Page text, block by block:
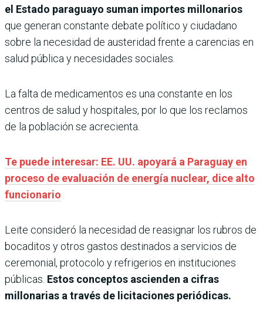
el Estado paraguayo suman importes millonarios
que generan constante debate político y ciudadano
sobre la necesidad de austeridad frente a carencias en
salud pública y necesidades sociales.
La falta de medicamentos es una constante en los
centros de salud y hospitales, por lo que los reclamos
de la población se acrecienta.
Te puede interesar: EE. UU. apoyará a Paraguay en
proceso de evaluación de energía nuclear, dice alto
funcionario
Leite consideró la necesidad de reasignar los rubros de
bocaditos y otros gastos destinados a servicios de
ceremonial, protocolo y refrigerios en instituciones
públicas. Estos conceptos ascienden a cifras
millonarias a través de licitaciones periódicas.